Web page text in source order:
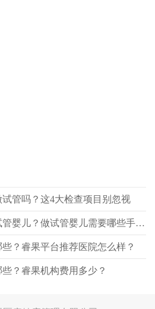
管吗？这4大检查项目别忽视
检查出不孕不育可以做试管婴儿？做试管婴儿需要哪些手续？
？睿果平台推荐医院怎么样？
？睿果机构费用多少？